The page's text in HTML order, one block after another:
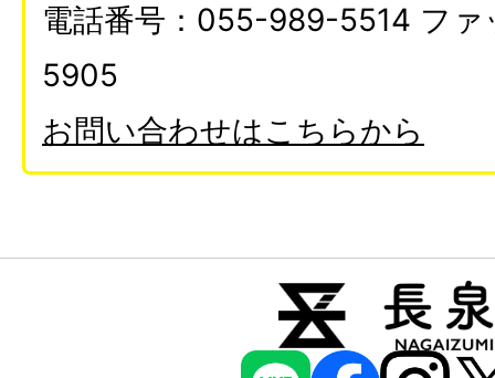
電話番号：055-989-5514 フ
5905
お問い合わせはこちらから